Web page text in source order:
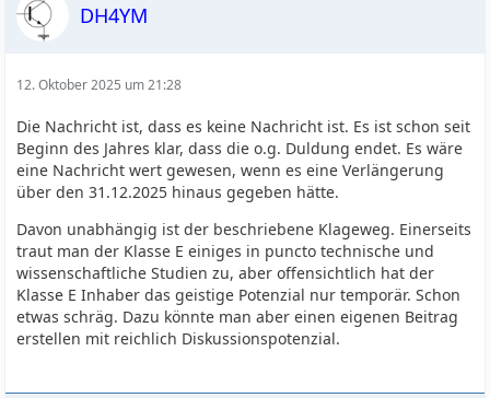
DH4YM
12. Oktober 2025 um 21:28
Die Nachricht ist, dass es keine Nachricht ist. Es ist schon seit
Beginn des Jahres klar, dass die o.g. Duldung endet. Es wäre
eine Nachricht wert gewesen, wenn es eine Verlängerung
über den 31.12.2025 hinaus gegeben hätte.
Davon unabhängig ist der beschriebene Klageweg. Einerseits
traut man der Klasse E einiges in puncto technische und
wissenschaftliche Studien zu, aber offensichtlich hat der
Klasse E Inhaber das geistige Potenzial nur temporär. Schon
etwas schräg. Dazu könnte man aber einen eigenen Beitrag
erstellen mit reichlich Diskussionspotenzial.